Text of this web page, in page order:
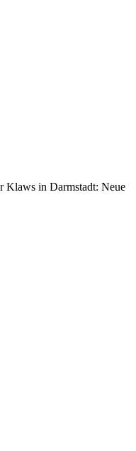
Klaws in Darmstadt: Neue